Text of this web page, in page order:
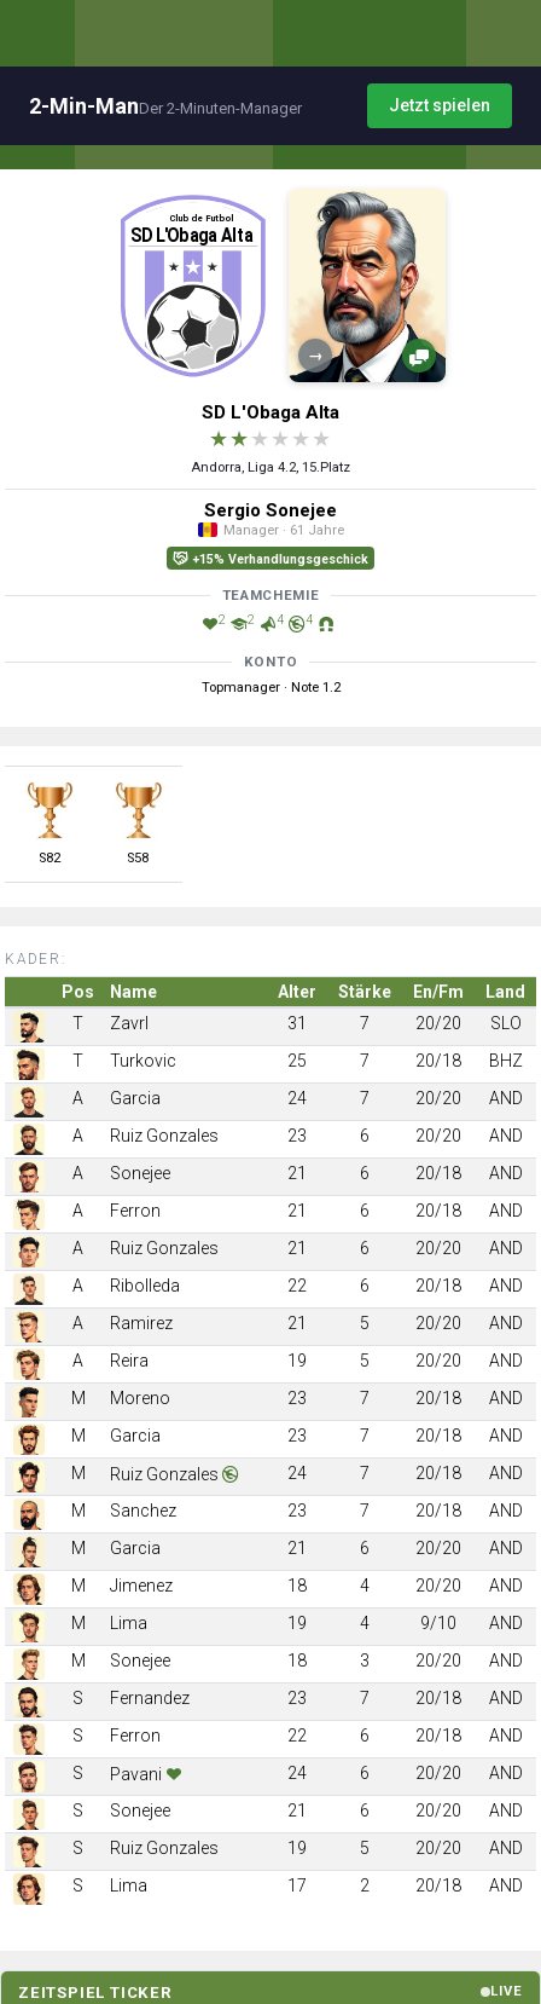
2-Min-ManDer 2-Minuten-Manager Jetzt spielen
→
SD L'Obaga Alta
★★★ ★ ★ ★
Andorra, Liga 4.2, 15.Platz
Sergio Sonejee
Manager · 61 Jahre
+15% Verhandlungsgeschick
TEAMCHEMIE
2 2 4 4
KONTO
Topmanager · Note 1.2
S82 S58
KADER:
Pos Name Alter Stärke En/Fm
Land
T
Zavrl 31 7 20/20
SLO
T
Turkovic 25 7 20/18
BHZ
A
Garcia 24 7 20/20
AND
A
Ruiz Gonzales 23 6 20/20
AND
A
Sonejee 21 6 20/18
AND
A
Ferron 21 6 20/18
AND
A
Ruiz Gonzales 21 6 20/20
AND
A
Ribolleda 22 6 20/18
AND
A
Ramirez 21 5 20/20
AND
A
Reira 19 5 20/20
AND
M
Moreno 23 7 20/18
AND
M
Garcia 23 7 20/18
AND
M
Ruiz Gonzales 24 7 20/18
AND
M
Sanchez 23 7 20/18
AND
M
Garcia 21 6 20/20
AND
M
Jimenez 18 4 20/20
AND
M
Lima 19 4 9/10
AND
M
Sonejee 18 3 20/20
AND
S
Fernandez 23 7 20/18
AND
S
Ferron 22 6 20/18
AND
S
Pavani 24 6 20/20
AND
S
Sonejee 21 6 20/20
AND
S
Ruiz Gonzales 19 5 20/20
AND
S
Lima 17 2 20/18 AND
ZEITSPIEL TICKER LIVE